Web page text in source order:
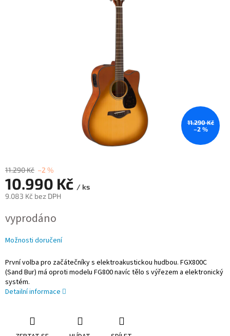
11.290 Kč
–2 %
11.290 Kč –2 %
10.990 Kč / ks
9.083 Kč bez DPH
cena:
vyprodáno
Možnosti doručení
První volba pro začátečníky s elektroakustickou hudbou. FGX800C
(Sand Bur) má oproti modelu FG800 navíc tělo s výřezem a elektronický
systém.
Detailní informace